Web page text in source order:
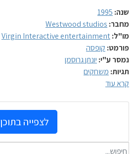
טקסט חופשי...
שנה: 1995
מחבר: Westwood studios
מו"ל:Virgin Interactive entertainment
פורמט: קופסה
נמסר ע"י: יונתן גרוסמן
תגיות: משחקים
קרא עוד
לצפייה בתוכן